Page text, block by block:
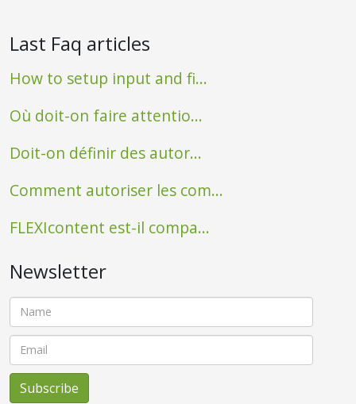
Last Faq articles
How to setup input and fi...
Où doit-on faire attentio...
Doit-on définir des autor...
Comment autoriser les com...
FLEXIcontent est-il compa...
Newsletter